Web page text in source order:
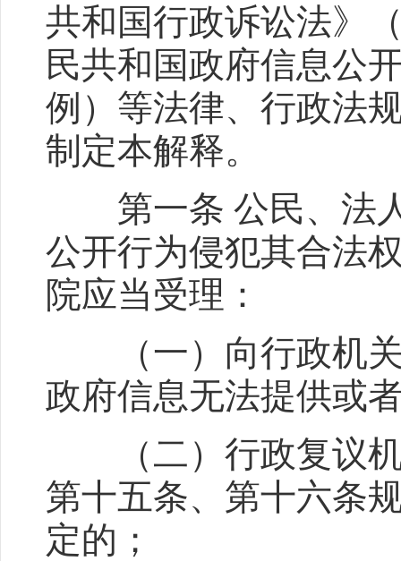
共和国行政诉讼法》
民共和国政府信息公
例）等法律、行政法
制定本解释。
第一条 公民、法人
公开行为侵犯其合法
院应当受理：
（一）向行政机关
政府信息无法提供或
（二）行政复议机
第十五条、第十六条
定的；